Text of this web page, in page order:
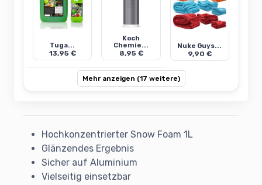
Tuga...
13,95 €
Koch
Chemie...
8,95 €
Nuke Guys...
9,90 €
Mehr anzeigen (17 weitere)
Hochkonzentrierter Snow Foam 1L
Glänzendes Ergebnis
Sicher auf Aluminium
Vielseitig einsetzbar